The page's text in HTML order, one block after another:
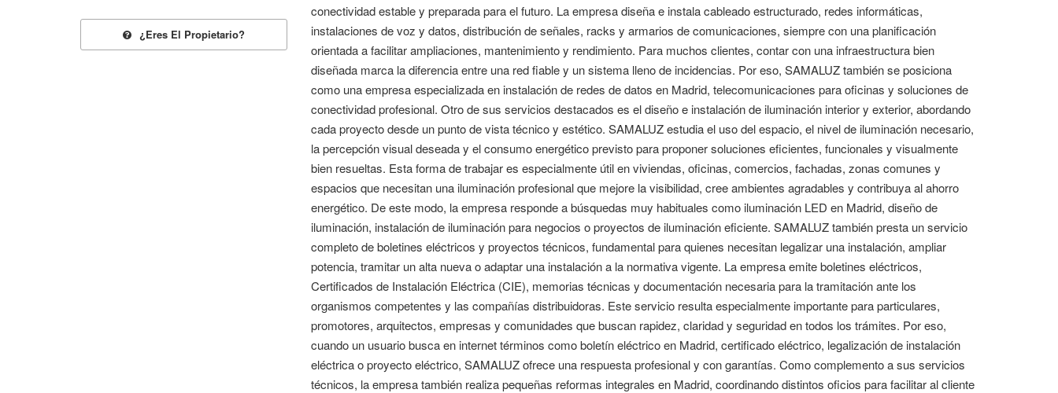
conectividad estable y preparada para el futuro. La empresa diseña e instala cableado estructurado, redes informáticas,
instalaciones de voz y datos, distribución de señales, racks y armarios de comunicaciones, siempre con una planificación
orientada a facilitar ampliaciones, mantenimiento y rendimiento. Para muchos clientes, contar con una infraestructura bien
diseñada marca la diferencia entre una red fiable y un sistema lleno de incidencias. Por eso, SAMALUZ también se posiciona
como una empresa especializada en instalación de redes de datos en Madrid, telecomunicaciones para oficinas y soluciones de
conectividad profesional. Otro de sus servicios destacados es el diseño e instalación de iluminación interior y exterior, abordando
cada proyecto desde un punto de vista técnico y estético. SAMALUZ estudia el uso del espacio, el nivel de iluminación necesario,
la percepción visual deseada y el consumo energético previsto para proponer soluciones eficientes, funcionales y visualmente
bien resueltas. Esta forma de trabajar es especialmente útil en viviendas, oficinas, comercios, fachadas, zonas comunes y
espacios que necesitan una iluminación profesional que mejore la visibilidad, cree ambientes agradables y contribuya al ahorro
energético. De este modo, la empresa responde a búsquedas muy habituales como iluminación LED en Madrid, diseño de
iluminación, instalación de iluminación para negocios o proyectos de iluminación eficiente. SAMALUZ también presta un servicio
completo de boletines eléctricos y proyectos técnicos, fundamental para quienes necesitan legalizar una instalación, ampliar
potencia, tramitar un alta nueva o adaptar una instalación a la normativa vigente. La empresa emite boletines eléctricos,
Certificados de Instalación Eléctrica (CIE), memorias técnicas y documentación necesaria para la tramitación ante los
organismos competentes y las compañías distribuidoras. Este servicio resulta especialmente importante para particulares,
promotores, arquitectos, empresas y comunidades que buscan rapidez, claridad y seguridad en todos los trámites. Por eso,
cuando un usuario busca en internet términos como boletín eléctrico en Madrid, certificado eléctrico, legalización de instalación
eléctrica o proyecto eléctrico, SAMALUZ ofrece una respuesta profesional y con garantías. Como complemento a sus servicios
técnicos, la empresa también realiza pequeñas reformas integrales en Madrid, coordinando distintos oficios para facilitar al cliente
¿eres El Propietario?